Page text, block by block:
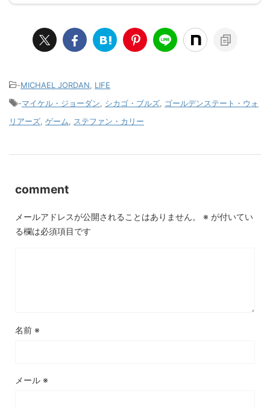
-MICHAEL JORDAN
LIFE
-マイケル・ジョーダン シカゴ・ブルズ
ゴールデンステート・ウォ
リアーズ ゲーム ステファン・カリー
comment
メールアドレスが公開されることはありません。 ※ が付いてい
る欄は必須項目です
名前 ※
メール ※